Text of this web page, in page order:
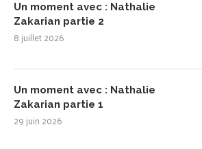
Un moment avec : Nathalie
Zakarian partie 2
8 juillet 2026
Un moment avec : Nathalie
Zakarian partie 1
29 juin 2026